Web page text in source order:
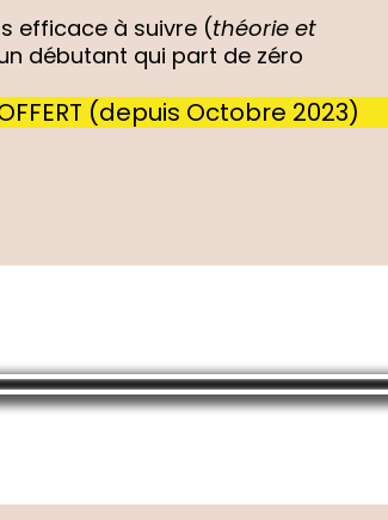
efficace à suivre (théorie et
débutant qui part de zéro
(depuis Octobre 2023)